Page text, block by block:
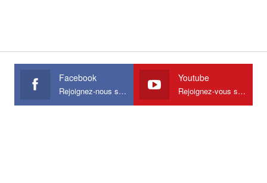
Facebook
Rejoignez-nous sur Facebook
Youtube
Rejoignez-vous sur Youtube